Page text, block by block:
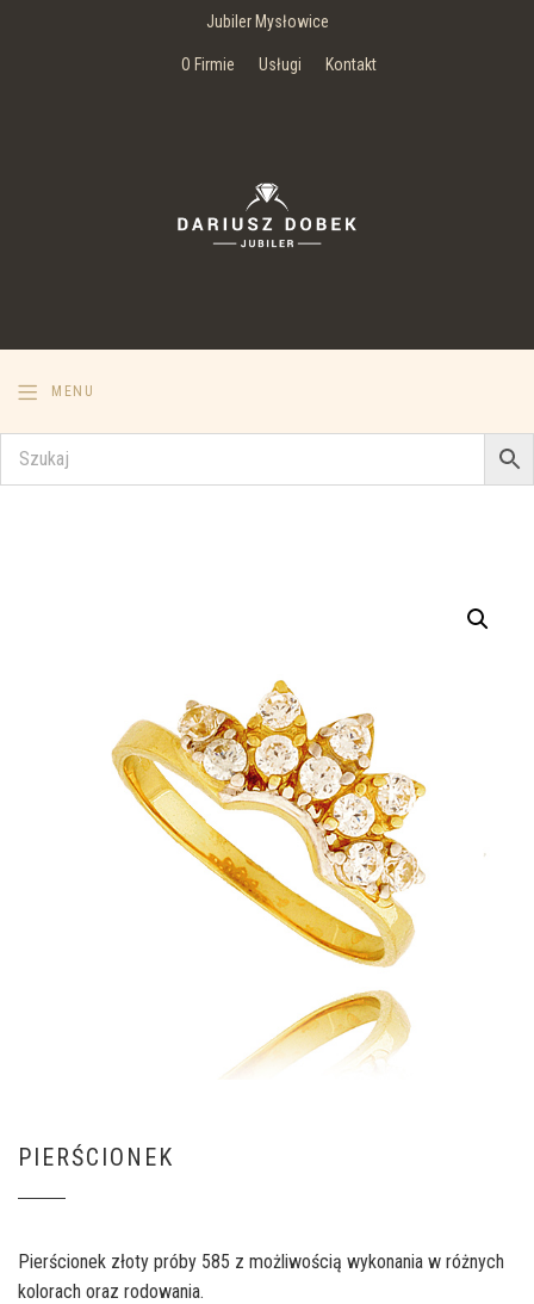
Jubiler Mysłowice
O Firmie Usługi Kontakt
MENU
PIERŚCIONEK
Pierścionek złoty próby 585 z możliwością wykonania w różnych
kolorach oraz rodowania.